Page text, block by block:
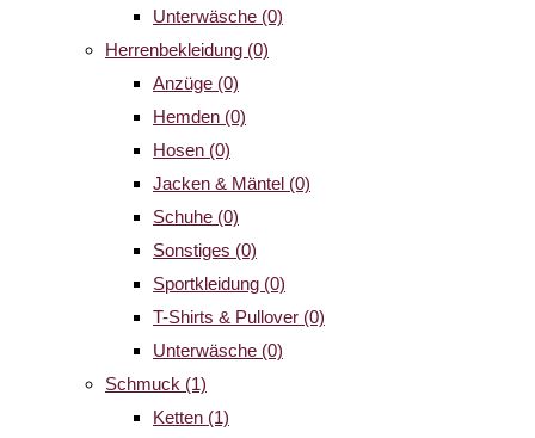
Unterwäsche (0)
Herrenbekleidung (0)
Anzüge (0)
Hemden (0)
Hosen (0)
Jacken & Mäntel (0)
Schuhe (0)
Sonstiges (0)
Sportkleidung (0)
T-Shirts & Pullover (0)
Unterwäsche (0)
Schmuck (1)
Ketten (1)